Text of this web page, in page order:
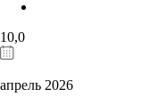
10,0
апрель 2026